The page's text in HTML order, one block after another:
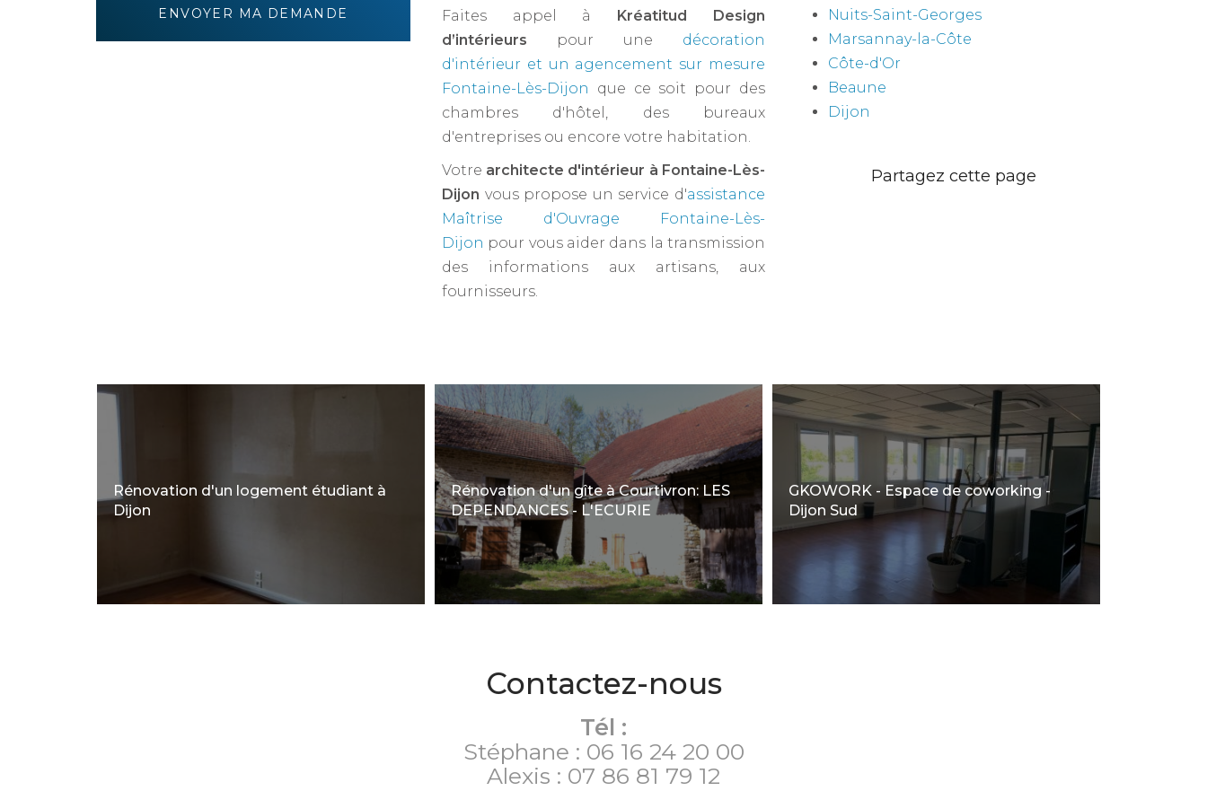
ENVOYER MA DEMANDE
Faites appel à Kréatitud Design
d’intérieurs
pour une décoration
d'intérieur et un agencement sur mesure
Fontaine-Lès-Dijon
que ce soit pour des
chambres d'hôtel, des bureaux
d'entreprises ou encore votre habitation.
Votre architecte d'intérieur à Fontaine-Lès-
Dijon ​ vous propose un service d'assistance
Maîtrise d'Ouvrage Fontaine-Lès-
Dijon pour vous aider dans la transmission
des informations aux artisans, aux
fournisseurs.
Nuits-Saint-Georges
Marsannay-la-Côte
Côte-d'Or
Beaune
Dijon
Rénovation d'un logement étudiant à
Dijon
Rénovation d'un gîte à Courtivron: LES
DEPENDANCES - L'ECURIE
GKOWORK - Espace de coworking -
Dijon Sud
Contactez-nous
Tél :
Stéphane : 06 16 24 20 00
Alexis : 07 86 81 79 12